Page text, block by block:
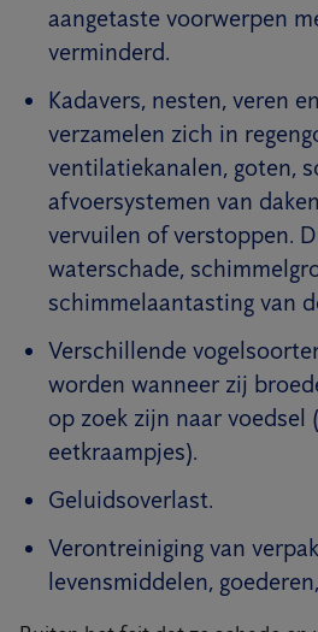
aangetaste voorwerpen
verminderd.
Kadavers, nesten, veren
verzamelen zich in
ventilatiekanalen, goten,
afvoersystemen van
vervuilen of verstoppen.
waterschade,
schimmelaantasting van
Verschillende
worden wanneer zij
op zoek zijn naar voedsel
eetkraampjes).
Geluidsoverlast.
Verontreiniging van
levensmiddelen,